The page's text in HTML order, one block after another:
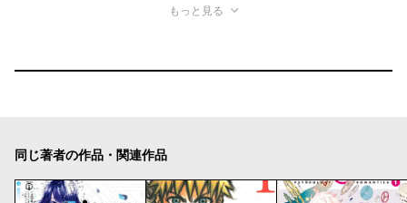
もっと見る
同じ著者の作品・関連作品